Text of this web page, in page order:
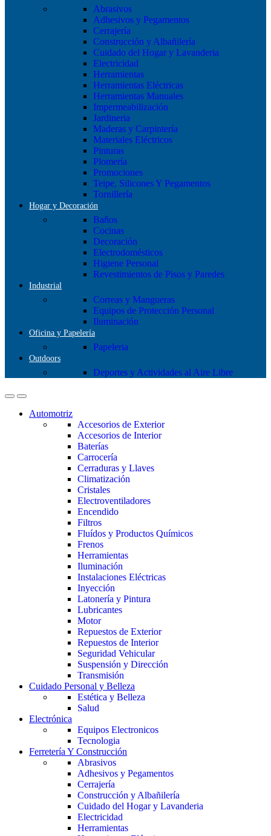
Abrasivos
Adhesivos y Pegamentos
Cerrajería
Construcción y Albañilería
Cuidado del Hogar y Lavanderia
Electricidad
Herramientas
Herramientas Eléctricas
Herramientas Manuales
Impermeabilización
Jardineria
Maderas y Carpintería
Materiales Eléctricos
Pinturas
Plomería
Promociones
Teipe, Silicones Y Pegamentos
Tornillería
Hogar y Decoración
Baños
Cocinas
Decoración
Electrodomésticos
Higiene Personal
Revestimientos de Pisos y Paredes
Industrial
Correas y Mangueras
Equipos de Protección Personal
Iluminación
Oficina y Papelería
Papeleria
Outdoors
Deportes y Actividades al Aire Libre
Automotriz
Accesorios de Exterior
Accesorios de Interior
Baterías
Carrocería
Cerraduras y Llaves
Climatización
Cristales
Electroventiladores
Encendido
Filtros
Fluídos y Productos Químicos
Frenos
Herramientas
Iluminación
Instalaciones Eléctricas
Inyección
Latonería y Pintura
Lubricantes
Motor
Repuestos de Exterior
Repuestos de Interior
Seguridad Vehicular
Suspensión y Dirección
Transmisión
Cuidado Personal y Belleza
Estética y Belleza
Salud
Electrónica
Equipos Electronicos
Tecnologia
Ferretería Y Construcción
Abrasivos
Adhesivos y Pegamentos
Cerrajería
Construcción y Albañilería
Cuidado del Hogar y Lavanderia
Electricidad
Herramientas